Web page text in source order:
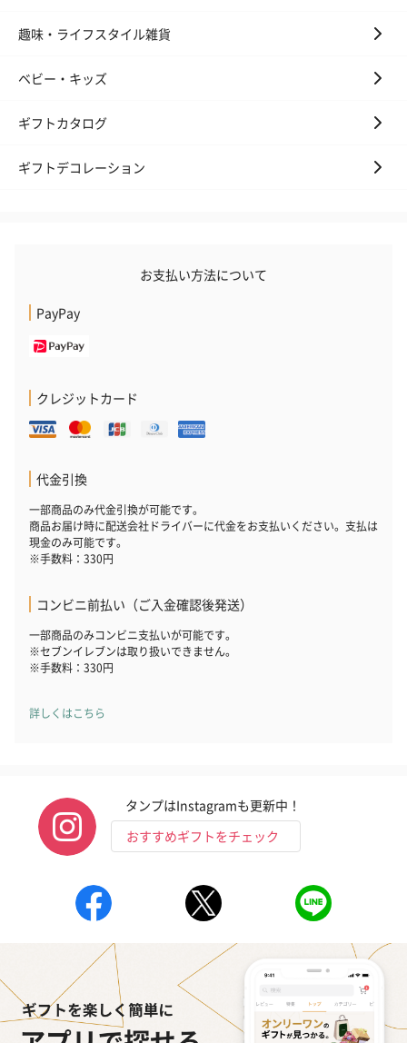
趣味・ライフスタイル雑貨
ベビー・キッズ
ギフトカタログ
ギフトデコレーション
お支払い方法について
PayPay
クレジットカード
代金引換
一部商品のみ代金引換が可能です。
商品お届け時に配送会社ドライバーに代金をお支払いください。支払は
現金のみ可能です。
※手数料：330円
コンビニ前払い（ご入金確認後発送）
一部商品のみコンビニ支払いが可能です。
※セブンイレブンは取り扱いできません。
※手数料：330円
詳しくはこちら
タンプはInstagramも更新中！
おすすめギフトをチェック